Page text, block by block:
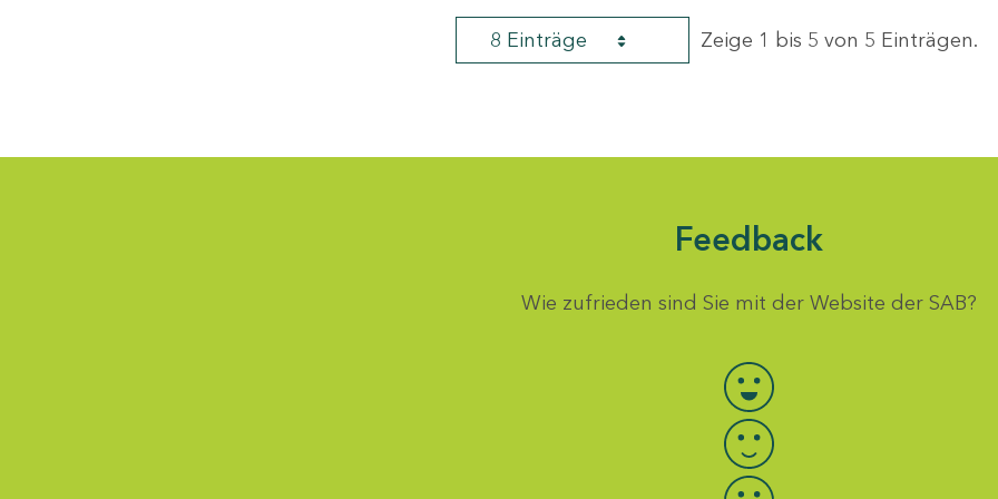
8 Einträge Zeige 1 bis 5 von 5 Einträgen.
Feedback
Wie zufrieden sind Sie mit der Website der SAB?
Bewertung auswählen